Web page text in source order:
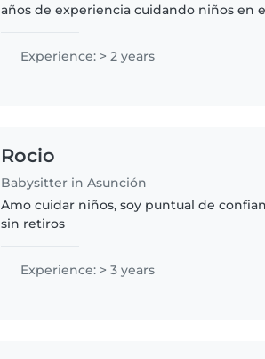
años de experiencia cuidando niños en
Experience: > 2 years
Rocio
Babysitter in Asunción
Amo cuidar niños, soy puntual de
sin retiros
Experience: > 3 years